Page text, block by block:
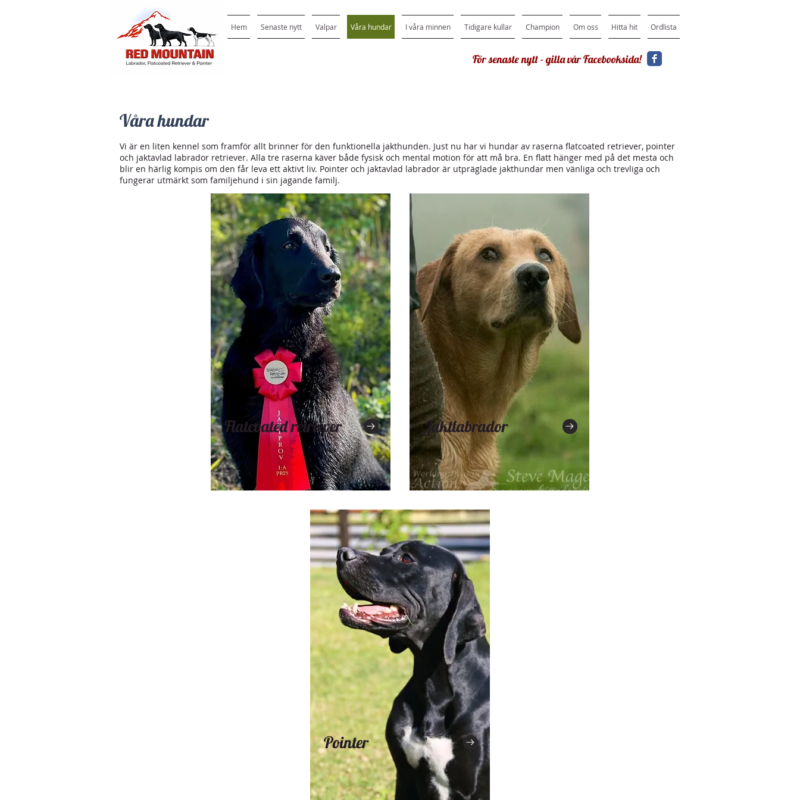
Hem Senaste nytt Valpar Våra hundar I våra minnen Tidigare kullar Champion Om oss Hitta hit Ordlista
För senaste nytt - gilla vår Facebooksida!
Våra hundar
Vi är en liten kennel som framför allt brinner för den funktionella jakthunden. Just nu har vi hundar av raserna flatcoated retriever, pointer
och jaktavlad labrador retriever. Alla tre raserna käver både fysisk och mental motion för att må bra. En flatt hänger med på det mesta och
blir en härlig kompis om den får leva ett aktivt liv. Pointer och jaktavlad labrador är utpräglade jakthundar men vänliga och trevliga och
fungerar utmärkt som familjehund i sin jagande familj.
Flatcoated retriever Jaktlabrador
Pointer